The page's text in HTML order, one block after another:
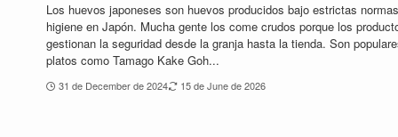
Los huevos japoneses son huevos producidos bajo estrictas
higiene en Japón. Mucha gente los come crudos porque los
gestionan la seguridad desde la granja hasta la tienda. Son
platos como Tamago Kake Goh...
31 de December de 2024 15 de June de 2026